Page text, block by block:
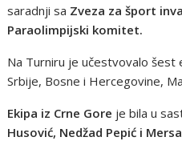
saradnji sa Zveza za šport
Paraolimpijski komitet.
Na Turniru je učestvovalo šest
Srbije, Bosne i Hercegovine,
Ekipa iz Crne Gore je bila u
Husović, Nedžad Pepić i